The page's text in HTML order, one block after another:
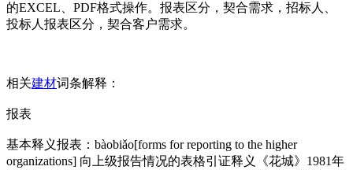
的EXCEL、PDF格式操作。报表区分，契合需求，招标人、
投标人报表区分，契合客户需求。
相关建材词条解释：
报表
基本释义报表：bàobiǎo[forms for reporting to the higher
organizations] 向上级报告情况的表格引证释义《花城》1981年